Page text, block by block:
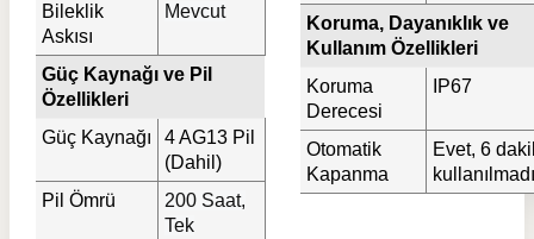
Bileklik
Askısı
Mevcut
Güç Kaynağı ve Pil
Özellikleri
Güç Kaynağı
4 AG13 Pil
(Dahil)
Pil Ömrü
200 Saat,
Tek
Koruma, Dayanıklık ve
Kullanım Özellikleri
Koruma
Derecesi
IP67
Otomatik
Kapanma
Evet, 6